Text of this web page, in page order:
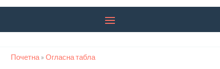
Почетна »Огласна табла